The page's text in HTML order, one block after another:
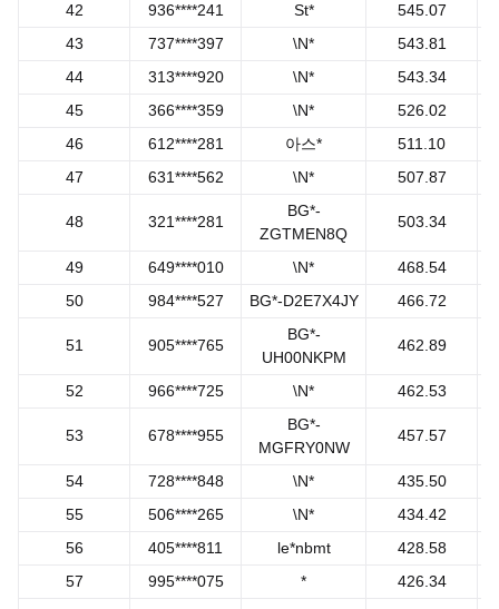
42
936****241 St*
545.07
43
737****397 \N*
543.81
44
313****920 \N*
543.34
45
366****359 \N*
526.02
46
612****281 아스*
511.10
47
631****562 \N* 507.87
48 321****281
BG*-
ZGTMEN8Q
503.34
49 649****010 \N*
468.54
50
984****527 BG*-D2E7X4JY 466.72
51 905****765
BG*-
UH00NKPM
462.89
52 966****725 \N* 462.53
53 678****955
BG*-
MGFRY0NW
457.57
54 728****848 \N*
435.50
55
506****265 \N*
434.42
56
405****811 le*nbmt
428.58
57
995****075 *
426.34